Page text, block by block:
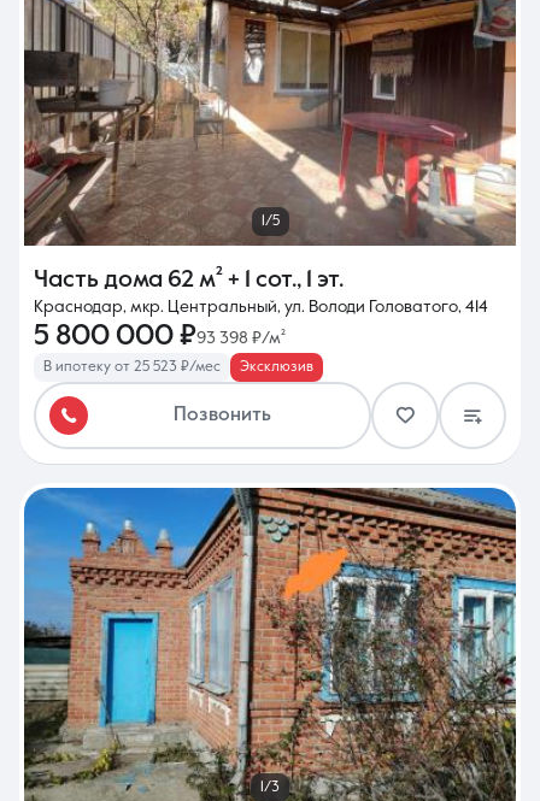
1/5
Часть дома 62 м² + 1 сот., 1 эт.
Краснодар, мкр. Центральный, ул. Володи Головатого, 414
5 800 000 ₽93 398 ₽/м²
В ипотеку от 25 523 ₽/мес Эксклюзив
Позвонить
1/3